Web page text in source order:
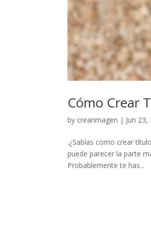
Cómo Crear
by crearimagen | Jun 23,
.¿Sabías como crear
puede parecer la parte
Probablemente te has...